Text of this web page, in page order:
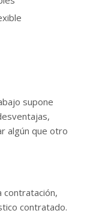
supone
algún que otro
contratación,
contratado.